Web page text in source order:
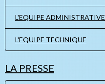
L'EQUIPE ADMINISTRATIVE
L'EQUIPE TECHNIQUE
LA PRESSE